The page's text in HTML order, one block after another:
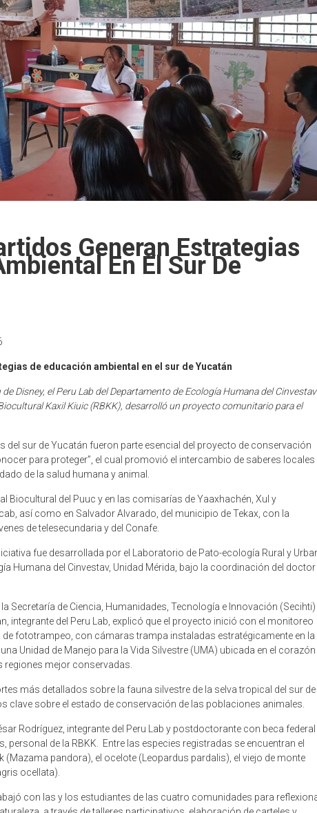
Generan Estrategias
En El Sur De
de educación ambiental en el sur de Yucatán
Disney, el Peru Lab del Departamento de Ecología Humana del Cinvestav
Kaxil Kiuic (RBKK), desarrolló un proyecto comunitario para el
del sur de Yucatán fueron parte esencial del proyecto de conservación
para proteger”, el cual promovió el intercambio de saberes locales
de la salud humana y animal.
Biocultural del Puuc y en las comisarías de Yaaxhachén, Xul y
así como en Salvador Alvarado, del municipio de Tekax, con la
de telesecundaria y del Conafe.
fue desarrollada por el Laboratorio de Pato-ecología Rural y
Humana del Cinvestav, Unidad Mérida, bajo la coordinación del doctor
Secretaría de Ciencia, Humanidades, Tecnología e Innovación (Secihti)
integrante del Peru Lab, explicó que el proyecto inició con el monitoreo
fototrampeo, con cámaras trampa instaladas estratégicamente en la
Unidad de Manejo para la Vida Silvestre (UMA) ubicada en el corazón
regiones mejor conservadas.
más detallados sobre la fauna silvestre de la selva tropical del sur de
clave sobre el estado de conservación de las poblaciones animales.
Rodríguez, integrante del Peru Lab y postdoctorante con beca federal
personal de la RBKK. Entre las especies registradas se encuentran el
(Mazama pandora), el ocelote (Leopardus pardalis), el viejo de monte
ocellata).
con las y los estudiantes de las cuatro comunidades para